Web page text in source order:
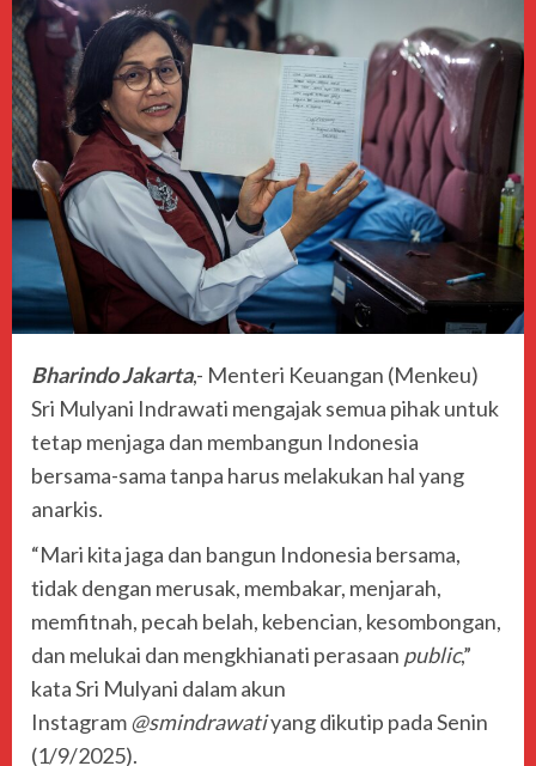
Bharindo Jakarta,- Menteri Keuangan (Menkeu)
Sri Mulyani Indrawati mengajak semua pihak untuk
tetap menjaga dan membangun Indonesia
bersama-sama tanpa harus melakukan hal yang
anarkis.
“Mari kita jaga dan bangun Indonesia bersama,
tidak dengan merusak, membakar, menjarah,
memfitnah, pecah belah, kebencian, kesombongan,
dan melukai dan mengkhianati perasaan public,”
kata Sri Mulyani dalam akun
Instagram@smindrawatiyang dikutip pada Senin
(1/9/2025).